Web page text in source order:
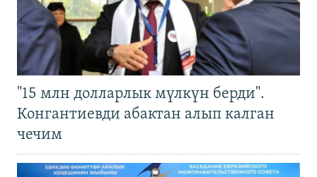
"15 млн долларлык мүлкүн берди".
Конгантиевди абактан алып калган
чечим